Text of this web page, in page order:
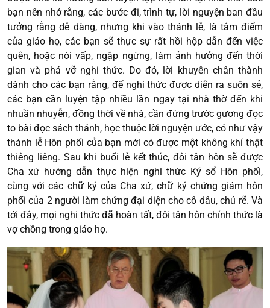
bạn nên nhớ rằng, các bước đi, trình tự, lời nguyện ban đầu
tưởng rằng dễ dàng, nhưng khi vào thánh lễ, là tâm điểm
của giáo họ, các bạn sẽ thực sự rất hồi hộp dẫn đến việc
quên, hoặc nói vấp, ngập ngừng, làm ảnh hưởng đến thời
gian và phá vỡ nghi thức. Do đó, lời khuyên chân thành
dành cho các bạn rằng, để nghi thức được diễn ra suôn sẻ,
các bạn cần luyện tập nhiều lần ngay tại nhà thờ đến khi
nhuần nhuyễn, đồng thời về nhà, cần đứng trước gương đọc
to bài đọc sách thánh, học thuộc lời nguyện ước, có như vậy
thánh lễ Hôn phối của bạn mới có được một không khí thật
thiêng liêng. Sau khi buổi lễ kết thúc, đôi tân hôn sẽ được
Cha xứ hướng dẫn thực hiện nghi thức Ký sổ Hôn phối,
cùng với các chữ ký của Cha xứ, chữ ký chứng giám hôn
phối của 2 người làm chứng đại diện cho cô dâu, chú rẽ. Và
tới đây, mọi nghi thức đã hoàn tất, đôi tân hôn chính thức là
vợ chồng trong giáo họ.